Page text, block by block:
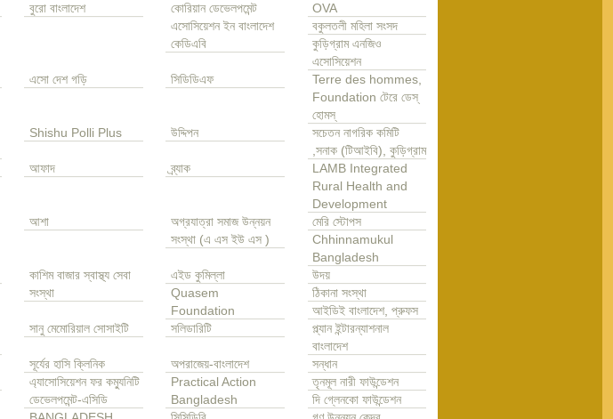
বুরো বাংলাদেশ
কোরিয়ান ডেভেলপমেন্ট
এসোসিয়েশন ইন বাংলাদেশ
কেডিএবি
OVA
বকুলতলী মহিলা সংসদ
কুড়িগ্রাম এনজিও
এসোসিয়েশন
এসো দেশ গড়ি সিডিডিএফ
Terre des hommes,
Foundation টেরে ডেস্
হোমস্
Shishu Polli Plus উদ্দিপন
সচেতন নাগরিক কমিটি
,সনাক (টিআইবি), কুড়িগ্রাম
আফাদ ব্র্যাক
LAMB Integrated
Rural Health and
Development
আশা
অগ্রযাত্রা সমাজ উন্নয়ন
সংস্থা (এ এস ইউ এস )
মেরি স্টোপস
Chhinnamukul
Bangladesh
কাশিম বাজার স্বাস্থ্য সেবা
সংস্থা
এইড কুমিল্লা
উদয়
Quasem
Foundation
ঠিকানা সংস্থা
আইডিই বাংলাদেশ, প্রুফস
সানু মেমোরিয়াল সোসাইটি সলিডারিটি
প্ল্যান ইন্টারন্যাশনাল
বাংলাদেশ
সূর্যের হাসি ক্লিনিক অপরাজেয়-বাংলাদেশ
সন্ধান
এ্যাসোসিয়েশন ফর কম্যুনিটি
ডেভেলপমেন্ট-এসিডি
Practical Action
Bangladesh
তৃনমূল নারী ফাউন্ডেশন
দি গ্লেনকো ফাউন্ডেশন